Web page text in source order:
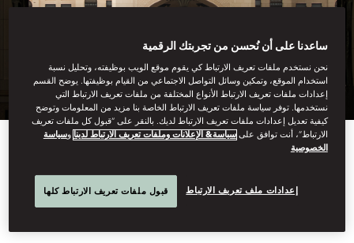
View All
قصر الوطن
ساعدنا على أن نُحسن من تجربتك الرقمية
نحن نستخدم ملفات تعريف الارتباط كي يقوم موقع الويب بوظيفته، وتحليل نسبة
استخدام الموقع، وتمكين وسائل التواصل الاجتماعي من القيام بوظيفتها. يوضح القسم
إعدادات ملفات تعريف الارتباط الأنواع المختلفة من ملفات تعريف الارتباط التي
نستخدمها. توفر سياسة ملفات تعريف الارتباط الخاصة بنا مزيد من المعلومات وتوضح
كيفية تعديل إعدادات ملفات تعريف الارتباط لديك. بالنقر على “قبول كل ملفات تعريف
الارتباط”، أنت توافق علىسياسة& الإعلانات وملفات تعريف الارتباط لدينا وسياسة
الخصوصية
إعدادات ملف تعريف الارتباط قبول ملفات تعريف الارتباط كلها